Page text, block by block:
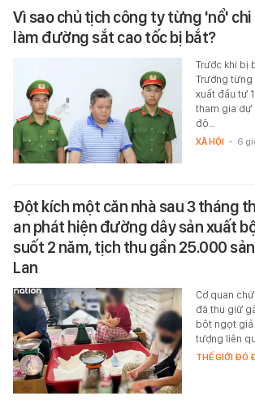
Vì sao chủ tịch công ty từng 'nổ' chi
làm đường sắt cao tốc bị bắt?
Trước khi bị
Trường từng
xuất đầu tư
tham gia dự
độ…
XÃ HỘI - 6
Đột kích một căn nhà sau 3 tháng
an phát hiện đường dây sản xuất
suốt 2 năm, tịch thu gần 25.000
Lan
Cơ quan
đã thu giữ
bột ngọt
tượng liên
THẾ GIỚI ĐÓ